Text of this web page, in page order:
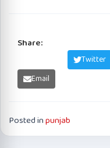
Share:
Twitter
Email
Posted inpunjab